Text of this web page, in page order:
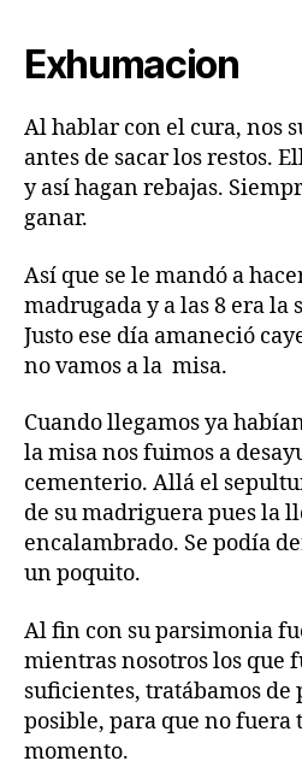
Exhumacion
Al hablar con el cura, nos
antes de sacar los restos.
y así hagan rebajas.
ganar.
Así que se le mandó a
madrugada y a las 8 era la
Justo ese día amaneció
no vamos a la misa.
Cuando llegamos ya
la misa nos fuimos a
cementerio. Allá el
de su madriguera pues la
encalambrado. Se podía
un poquito.
Al fin con su parsimonia
mientras nosotros los que
suficientes, tratábamos de
posible, para que no fuera
momento.